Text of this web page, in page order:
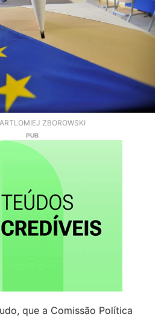
ZBOROWSKI
que a Comissão Política